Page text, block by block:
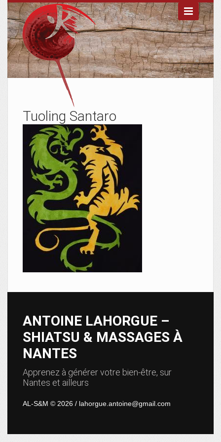

Tuoling Santaro
ANTOINE LAHORGUE –
SHIATSU & MASSAGES À
NANTES
Apprenez à générer votre bien-être, sur
Nantes et ailleurs
AL-S&M © 2026 / lahorgue.antoine@gmail.com